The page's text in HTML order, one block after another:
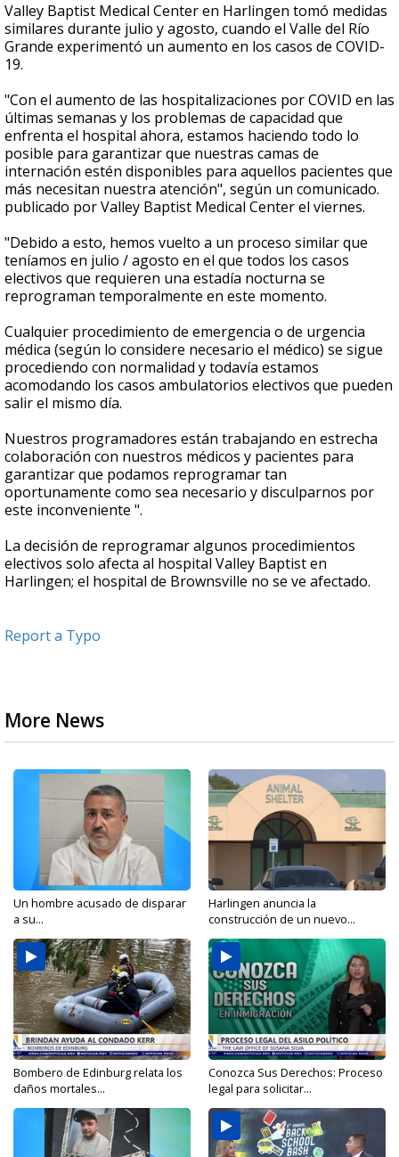
Valley Baptist Medical Center en Harlingen tomó medidas
similares durante julio y agosto, cuando el Valle del Río
Grande experimentó un aumento en los casos de COVID-
19.
"Con el aumento de las hospitalizaciones por COVID en las
últimas semanas y los problemas de capacidad que
enfrenta el hospital ahora, estamos haciendo todo lo
posible para garantizar que nuestras camas de
internación estén disponibles para aquellos pacientes que
más necesitan nuestra atención", según un comunicado.
publicado por Valley Baptist Medical Center el viernes.
"Debido a esto, hemos vuelto a un proceso similar que
teníamos en julio / agosto en el que todos los casos
electivos que requieren una estadía nocturna se
reprograman temporalmente en este momento.
Cualquier procedimiento de emergencia o de urgencia
médica (según lo considere necesario el médico) se sigue
procediendo con normalidad y todavía estamos
acomodando los casos ambulatorios electivos que pueden
salir el mismo día.
Nuestros programadores están trabajando en estrecha
colaboración con nuestros médicos y pacientes para
garantizar que podamos reprogramar tan
oportunamente como sea necesario y disculparnos por
este inconveniente ".
La decisión de reprogramar algunos procedimientos
electivos solo afecta al hospital Valley Baptist en
Harlingen; el hospital de Brownsville no se ve afectado.
Report a Typo
More News
Un hombre acusado de disparar
a su...
Harlingen anuncia la
construcción de un nuevo...
Bombero de Edinburg relata los
daños mortales...
Conozca Sus Derechos: Proceso
legal para solicitar...